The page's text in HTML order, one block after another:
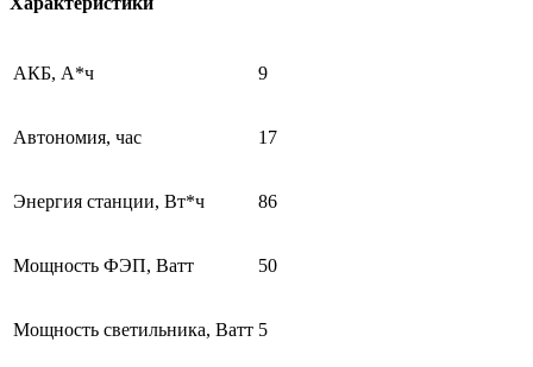
АКБ, А*ч 9
Автономия, час 17
Энергия станции, Вт*ч 86
Мощность ФЭП, Ватт 50
Мощность светильника, Ватт 5